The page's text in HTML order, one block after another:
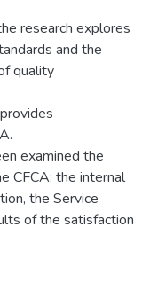
research explores
and the
quality
examined the
CFCA: the internal
the Service
of the satisfaction